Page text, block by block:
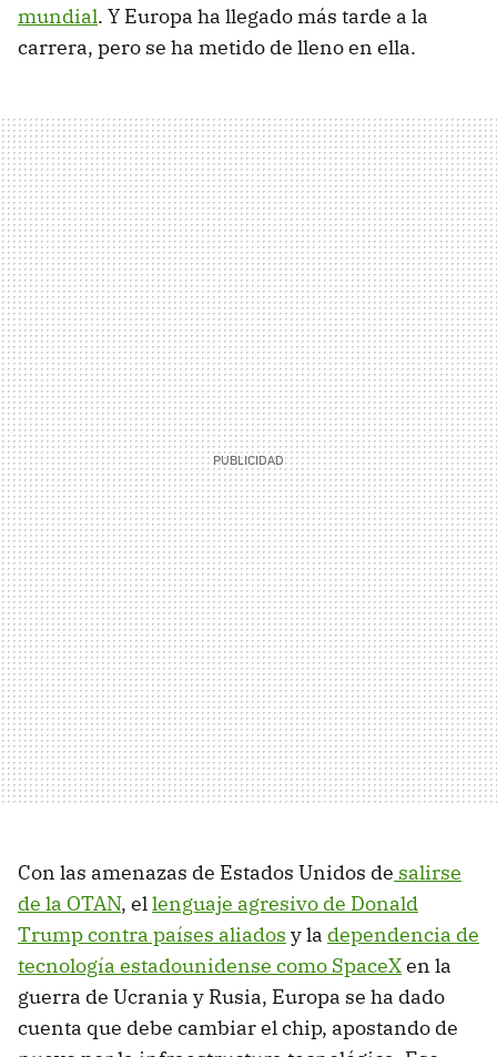
mundial. Y Europa ha llegado más tarde a la
carrera, pero se ha metido de lleno en ella.
Con las amenazas de Estados Unidos de salirse
de la OTAN, ellenguaje agresivo de Donald
Trump contra países aliados y la dependencia de
tecnología estadounidense como SpaceXen la
guerra de Ucrania y Rusia, Europa se ha dado
cuenta que debe cambiar el chip, apostando de